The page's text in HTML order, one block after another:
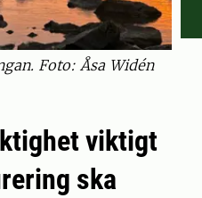
Foto: Åsa Widén
viktigt
ska